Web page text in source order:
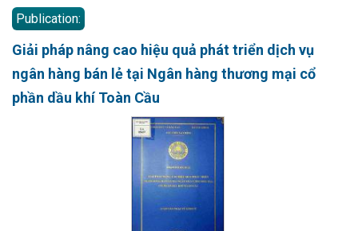
Publication:
Giải pháp nâng cao hiệu quả phát triển dịch vụ
ngân hàng bán lẻ tại Ngân hàng thương mại cổ
phần dầu khí Toàn Cầu